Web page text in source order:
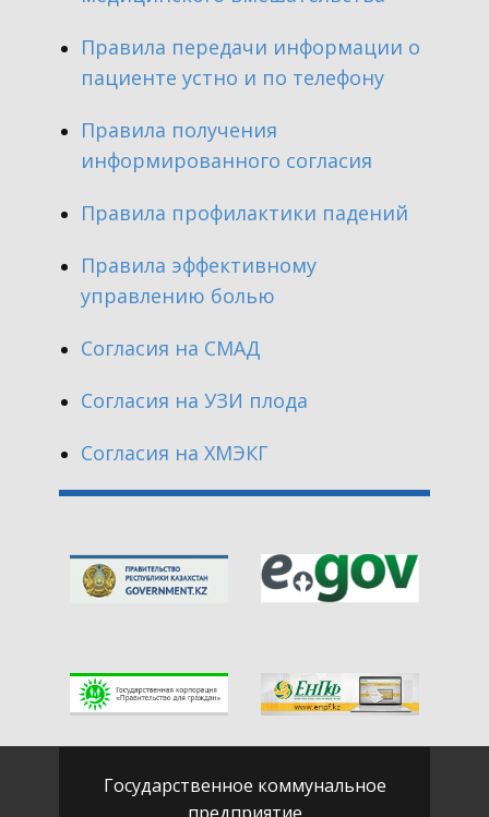
Правила передачи информации о
пациенте устно и по телефону
Правила получения
информированного согласия
Правила профилактики падений
Правила эффективному
управлению болью
Согласия на СМАД
Согласия на УЗИ плода
Согласия на ХМЭКГ
Государственное коммунальное